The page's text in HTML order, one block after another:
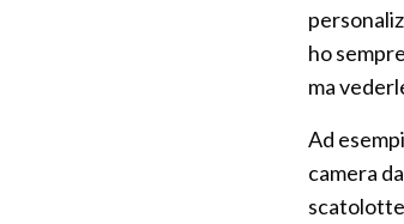
ho
ma
Ad
camera